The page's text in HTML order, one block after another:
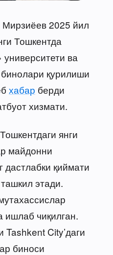
2025 йил
Тошкентда
ва
қурилиши
хабар берди
хизмати.
янги
майдонни
дастлабки қиймати
этади.
ишлаб чиқилган.
City’даги
биноси